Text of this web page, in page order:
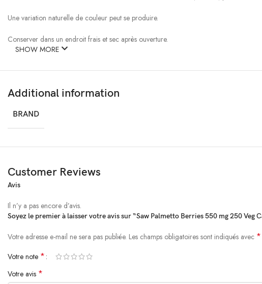
Une variation naturelle de couleur peut se produire.
Conserver dans un endroit frais et sec après ouverture.
SHOW MORE
Additional information
BRAND
Customer Reviews
Avis
Il n’y a pas encore d’avis.
Soyez le premier à laisser votre avis sur “Saw Palmetto Berries 550 mg 250 Veg
Votre adresse e-mail ne sera pas publiée. Les champs obligatoires sont indiqués avec *
Votre note *
Votre avis *
Alternative: